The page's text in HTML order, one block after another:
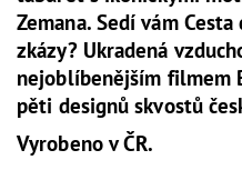
Zemana. Sedí vám
zkázy? Ukradená
nejoblíbenějším filmem
pěti designů skvostů
Vyrobeno v ČR.